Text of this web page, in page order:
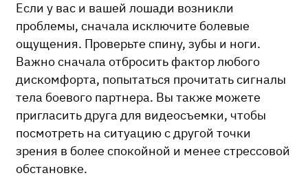
Если у вас и вашей лошади возникли
проблемы, сначала исключите болевые
ощущения. Проверьте спину, зубы и ноги.
Важно сначала отбросить фактор любого
дискомфорта, попытаться прочитать сигналы
тела боевого партнера. Вы также можете
пригласить друга для видеосъемки, чтобы
посмотреть на ситуацию с другой точки
зрения в более спокойной и менее стрессовой
обстановке.